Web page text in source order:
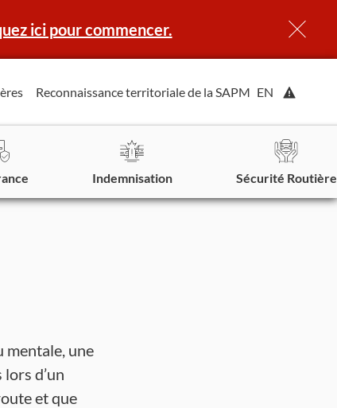
ici pour commencer.
Reconnaissance territoriale de la SAPM EN
Indemnisation Sécurité Routière
mentale, une
d’un
et que